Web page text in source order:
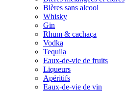
Bières sans alcool
Whisky
Gin
Rhum & cachaça
Vodka
Tequila
Eaux-de-vie de fruits
Liqueurs
Apéritifs
Eaux-de-vie de vin